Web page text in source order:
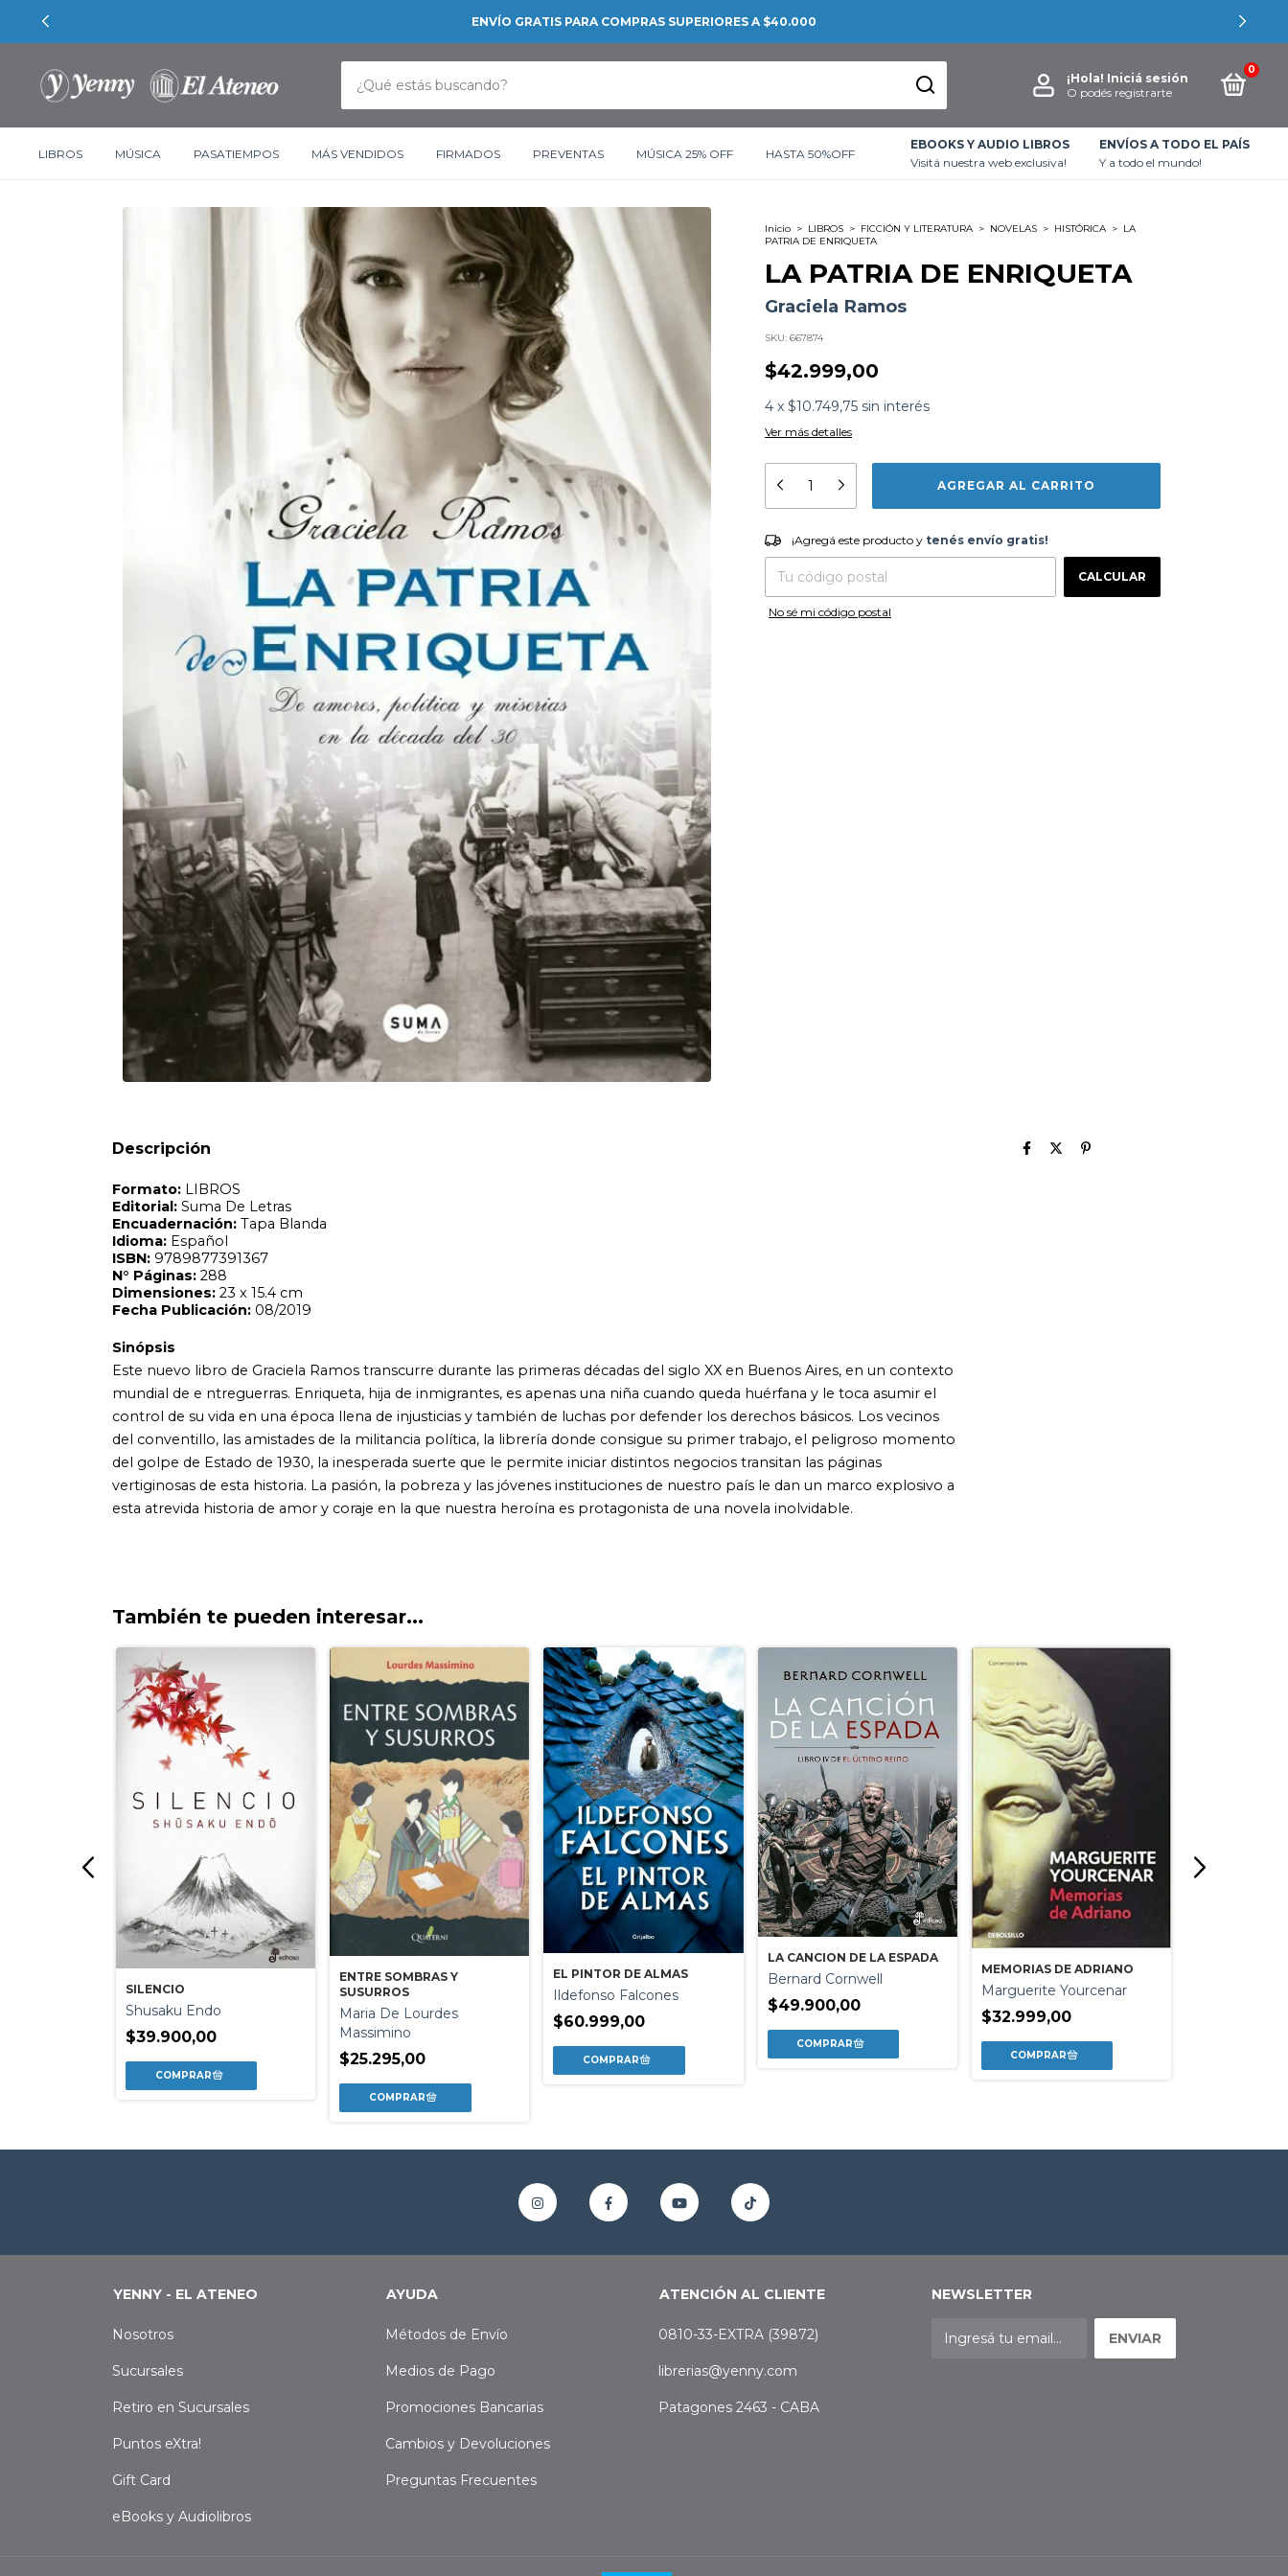
CONOCÉ LAS PROMOCIONES BANCARIAS
¡Hola! Iniciá sesión
O podés registrarte
0
LIBROS MÚSICA PASATIEMPOS MÁS VENDIDOS FIRMADOS PREVENTAS MÚSICA 25% OFF HASTA 50%OFF
EBOOKS Y AUDIO LIBROS
Visitá nuestra web exclusiva!
ENVÍOS A TODO EL PAÍS
Y a todo el mundo!
Inicio > LIBROS > FICCIÓN Y LITERATURA > NOVELAS > HISTÓRICA > LA
PATRIA DE ENRIQUETA
LA PATRIA DE ENRIQUETA
Graciela Ramos
SKU: 667874
$42.999,00
4 x $10.749,75 sin interés
Ver más detalles
¡Agregá este producto ytenés envío gratis!
CAMBIAR CP
¡Agregá este producto y tenés envío gratis!
CALCULAR
No sé mi código postal
Descripción
Formato:
LIBROS
Suma De Letras
Encuadernación:Tapa Blanda
Idioma: Español
9789877391367
Páginas:288
Dimensiones:
Este nuevo libro de Graciela Ramos transcurre durante las primeras décadas del siglo XX en Buenos Aires, en un contexto
mundial de e ntreguerras. Enriqueta, hija de inmigrantes, es apenas una niña cuando queda huérfana y le toca asumir el
control de su vida en una época llena de injusticias y también de luchas por defender los derechos básicos. Los vecinos
del conventillo, las amistades de la militancia política, la librería donde consigue su primer trabajo, el peligroso momento
del golpe de Estado de 1930, la inesperada suerte que le permite iniciar distintos negocios transitan las páginas
vertiginosas de esta historia. La pasión, la pobreza y las jóvenes instituciones de nuestro país le dan un marco explosivo a
esta atrevida historia de amor y coraje en la que nuestra heroína es protagonista de una novela inolvidable.
También te pueden interesar...
SILENCIO
Shusaku Endo
$39.900,00
ENTRE SOMBRAS Y
SUSURROS
Maria De Lourdes
Massimino
$25.295,00
EL PINTOR DE ALMAS
Ildefonso Falcones
$60.999,00
LA CANCION DE LA ESPADA
Bernard Cornwell
$49.900,00
MEMORIAS DE ADRIANO
Marguerite Yourcenar
$32.999,00
YENNY - EL ATENEO
Nosotros
Sucursales
Retiro en Sucursales
Puntos eXtra!
Gift Card
eBooks y Audiolibros
AYUDA
Métodos de Envío
Medios de Pago
Promociones Bancarias
Cambios y Devoluciones
Preguntas Frecuentes
ATENCIÓN AL CLIENTE
0810-33-EXTRA (39872)
librerias@yenny.com
Patagones 2463 - CABA
NEWSLETTER